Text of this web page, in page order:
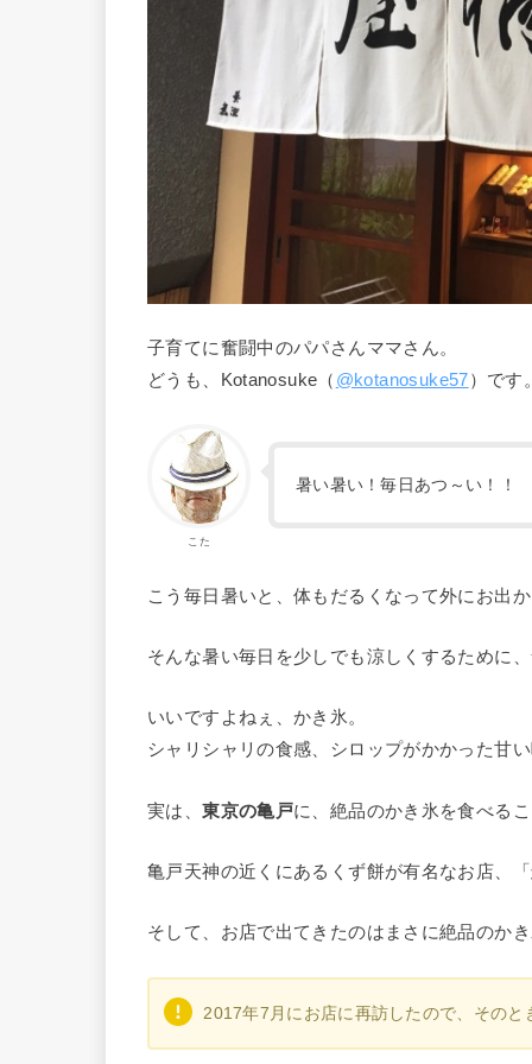
子育てに奮闘中のパパさんママさん。
どうも、Kotanosuke（ @kotanosuke57）です
こた
暑い暑い！毎日あつ～い！！
こう毎日暑いと、体もだるくなって外にお出
そんな暑い毎日を少しでも涼しくするために
いいですよねぇ、かき氷。
シャリシャリの食感、シロップがかかった甘
実は、東京の亀戸に、絶品のかき氷を食べる
亀戸天神の近くにあるくず餅が有名なお店、「
そして、お店で出てきたのはまさに絶品のか
2017年7月にお店に再訪したので、そのと